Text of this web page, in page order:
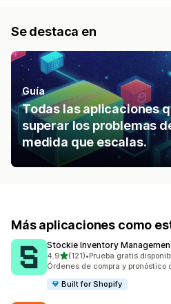
Se destaca en
Guía
Todas las aplicaciones
superar los problemas
medida que escalas.
Más aplicaciones como
Stockie Inventory
4.9de 5 estrellas
(121)
121 reseñas en total
•Prueba gratis
Órdenes de compra y pronóstico
Built for Shopify